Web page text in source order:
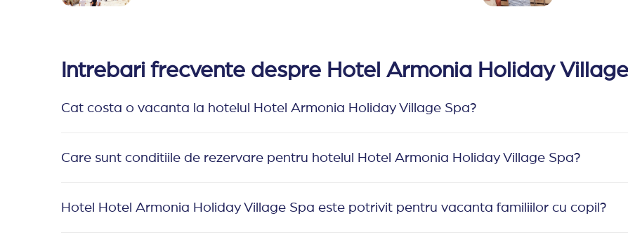
Intrebari frecvente despre Hotel Armonia Holiday
Cat costa o vacanta la hotelul Hotel Armonia Holiday Village Spa?
Care sunt conditiile de rezervare pentru hotelul Hotel Armonia Holiday Village Spa?
Hotel Hotel Armonia Holiday Village Spa este potrivit pentru vacanta familiilor cu copil?